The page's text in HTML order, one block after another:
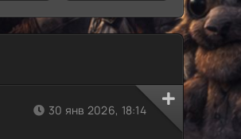
30 янв 2026, 18:14